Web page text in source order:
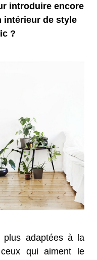
introduire encore
intérieur de style
?
plus adaptées à la
qui aiment le